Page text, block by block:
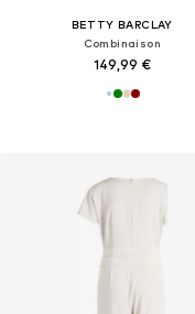
BETTY BARCLAY
Combinaison
149,99 €